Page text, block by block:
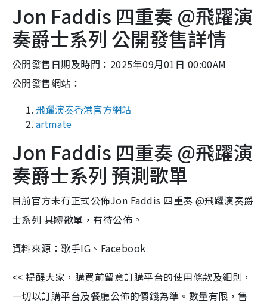
Jon Faddis 四重奏 @飛躍演
奏爵士系列 公開發售詳情
公開發售日期及時間：2025年09月01日 00:00AM
公開發售網站：
飛躍演奏香港官方網站
artmate
Jon Faddis 四重奏 @飛躍演
奏爵士系列 預測歌單
目前官方未有正式公佈Jon Faddis 四重奏 @飛躍演奏爵
士系列 具體歌單，有待公佈。
資料來源：歌手IG、Facebook
<< 提醒大家，購買前留意訂購平台的使用條款及細則，
一切以訂購平台及餐廳公佈的價錢為準。數量有限，售